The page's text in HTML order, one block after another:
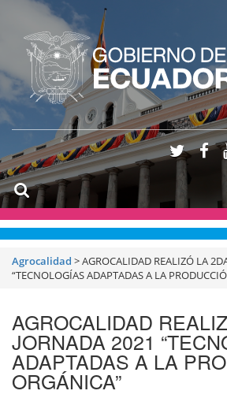
Agrocalidad >AGROCALIDAD REALIZÓ LA
“TECNOLOGÍAS ADAPTADAS A LA
AGROCALIDAD
JORNADA 2021
ADAPTADAS A LA
ORGÁNICA”